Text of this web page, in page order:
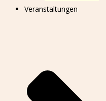
Veranstaltungen